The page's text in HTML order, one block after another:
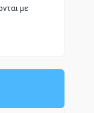
με